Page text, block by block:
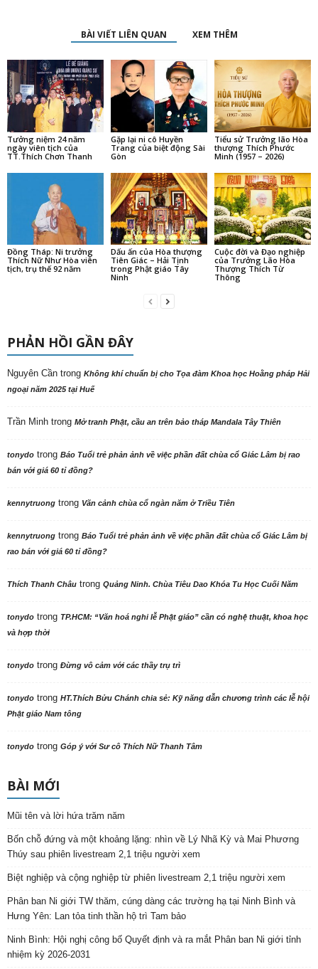
BÀI VIẾT LIÊN QUAN XEM THÊM
Tưởng niệm 24 năm
ngày viên tịch của
TT.Thích Chơn Thanh
Gặp lại ni cô Huyền
Trang của biệt động Sài
Gòn
Tiểu sử Trưởng lão Hòa
thượng Thích Phước
Minh (1957 – 2026)
Đồng Tháp: Ni trưởng
Thích Nữ Như Hòa viên
tịch, trụ thế 92 năm
Dấu ấn của Hòa thượng
Tiên Giác – Hải Tịnh
trong Phật giáo Tây
Ninh
Cuộc đời và Đạo nghiệp
của Trưởng Lão Hòa
Thượng Thích Từ
Thông
PHẢN HỒI GẦN ĐÂY
Nguyên Cần trong Không khí chuẩn bị cho Tọa đàm Khoa học Hoằng pháp Hải
ngoại năm 2025 tại Huế
Trần Minh trong Mở tranh Phật, cầu an trên bảo tháp Mandala Tây Thiên
tonydo trong Báo Tuổi trẻ phản ảnh về việc phần đất chùa cổ Giác Lâm bị rao
bán với giá 60 tỉ đồng?
kennytruong trong Vãn cảnh chùa cổ ngàn năm ở Triều Tiên
kennytruong trong Báo Tuổi trẻ phản ảnh về việc phần đất chùa cổ Giác Lâm bị
rao bán với giá 60 tỉ đồng?
Thích Thanh Châu trong Quảng Ninh. Chùa Tiêu Dao Khóa Tu Học Cuối Năm
tonydo trong TP.HCM: “Văn hoá nghi lễ Phật giáo” cần có nghệ thuật, khoa học
và hợp thời
tonydo trong Đừng vô cảm với các thầy trụ trì
tonydo trong HT.Thích Bửu Chánh chia sẻ: Kỹ năng dẫn chương trình các lễ hội
Phật giáo Nam tông
tonydo trong Góp ý với Sư cô Thích Nữ Thanh Tâm
BÀI MỚI
Mũi tên và lời hứa trăm năm
Bốn chỗ đứng và một khoảng lặng: nhìn về Lý Nhã Kỳ và Mai Phương
Thúy sau phiên livestream 2,1 triệu người xem
Biệt nghiệp và cộng nghiệp từ phiên livestream 2,1 triệu người xem
Phân ban Ni giới TW thăm, cúng dàng các trường hạ tại Ninh Bình và
Hưng Yên: Lan tỏa tinh thần hộ trì Tam bảo
Ninh Bình: Hội nghị công bố Quyết định và ra mắt Phân ban Ni giới tỉnh
nhiệm kỳ 2026-2031